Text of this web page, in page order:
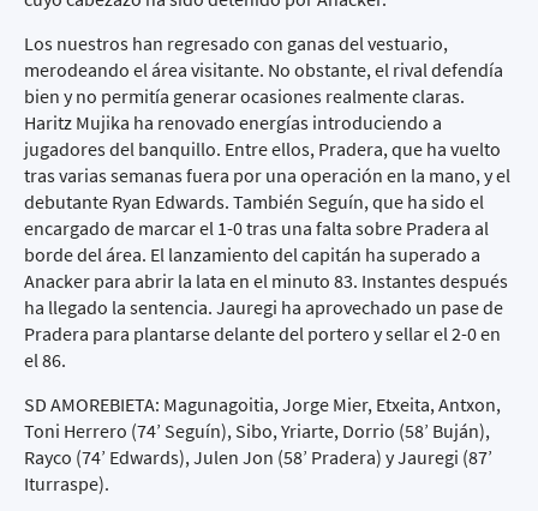
Los nuestros han regresado con ganas del vestuario,
merodeando el área visitante. No obstante, el rival defendía
bien y no permitía generar ocasiones realmente claras.
Haritz Mujika ha renovado energías introduciendo a
jugadores del banquillo. Entre ellos, Pradera, que ha vuelto
tras varias semanas fuera por una operación en la mano, y el
debutante Ryan Edwards. También Seguín, que ha sido el
encargado de marcar el 1-0 tras una falta sobre Pradera al
borde del área. El lanzamiento del capitán ha superado a
Anacker para abrir la lata en el minuto 83. Instantes después
ha llegado la sentencia. Jauregi ha aprovechado un pase de
Pradera para plantarse delante del portero y sellar el 2-0 en
el 86.
SD AMOREBIETA: Magunagoitia, Jorge Mier, Etxeita, Antxon,
Toni Herrero (74’ Seguín), Sibo, Yriarte, Dorrio (58’ Buján),
Rayco (74’ Edwards), Julen Jon (58’ Pradera) y Jauregi (87’
Iturraspe).